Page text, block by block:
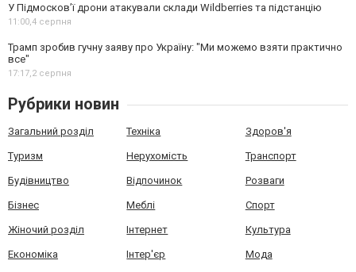
У Підмосков’ї дрони атакували склади Wildberries та підстанцію
11:00,4 серпня
Трамп зробив гучну заяву про Україну: "Ми можемо взяти практично
все"
17:17,2 серпня
Рубрики новин
Загальний розділ Техніка Здоров'я
Туризм Нерухомість Транспорт
Будівництво Відпочинок Розваги
Бізнес Меблі Спорт
Жіночий розділ Інтернет Культура
Економіка Інтер'єр Мода